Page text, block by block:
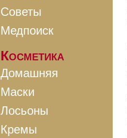
Советы
Медпоиск
Косметика
Домашняя
Маски
Лосьоны
Кремы